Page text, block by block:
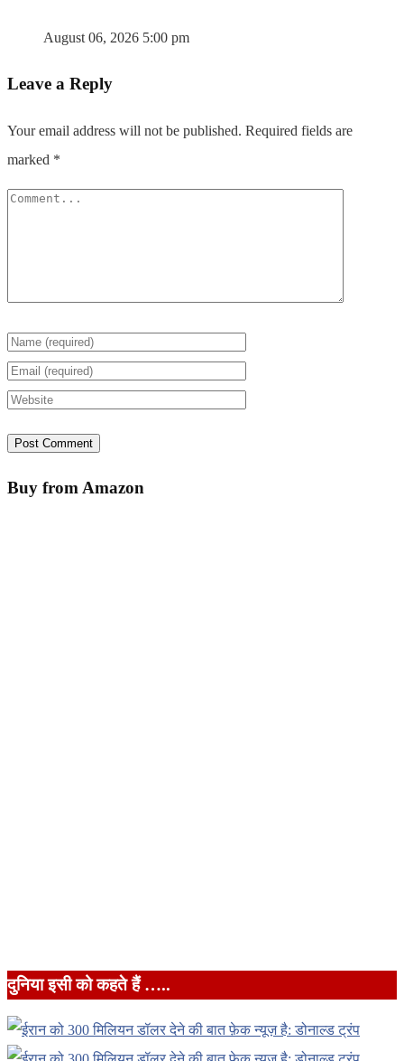
August 06, 2026 5:00 pm
Leave a Reply
Your email address will not be published. Required fields are
marked *
Buy from Amazon
दुनिया इसी को कहते हैं …..